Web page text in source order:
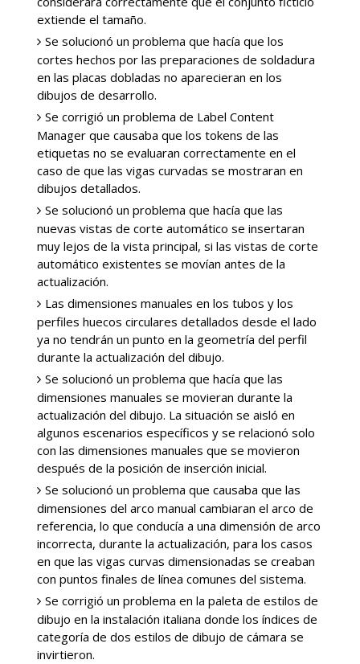
extiende el tamaño.
Se solucionó un problema que hacía que los
cortes hechos por las preparaciones de soldadura
en las placas dobladas no aparecieran en los
dibujos de desarrollo.
Se corrigió un problema de Label Content
Manager que causaba que los tokens de las
etiquetas no se evaluaran correctamente en el
caso de que las vigas curvadas se mostraran en
dibujos detallados.
Se solucionó un problema que hacía que las
nuevas vistas de corte automático se insertaran
muy lejos de la vista principal, si las vistas de corte
automático existentes se movían antes de la
actualización.
Las dimensiones manuales en los tubos y los
perfiles huecos circulares detallados desde el lado
ya no tendrán un punto en la geometría del perfil
durante la actualización del dibujo.
Se solucionó un problema que hacía que las
dimensiones manuales se movieran durante la
actualización del dibujo. La situación se aisló en
algunos escenarios específicos y se relacionó solo
con las dimensiones manuales que se movieron
después de la posición de inserción inicial.
Se solucionó un problema que causaba que las
dimensiones del arco manual cambiaran el arco de
referencia, lo que conducía a una dimensión de arco
incorrecta, durante la actualización, para los casos
en que las vigas curvas dimensionadas se creaban
con puntos finales de línea comunes del sistema.
Se corrigió un problema en la paleta de estilos de
dibujo en la instalación italiana donde los índices de
categoría de dos estilos de dibujo de cámara se
invirtieron.